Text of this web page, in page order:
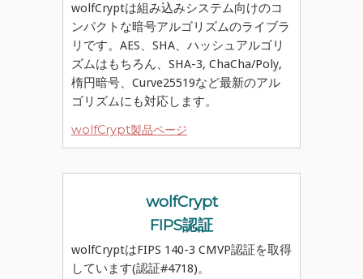
wolfCryptは組み込みシステム向けのコ
ンパクトな暗号アルゴリズムのライブラ
リです。AES、SHA、ハッシュアルゴリ
ズムはもちろん、SHA-3, ChaCha/Poly,
楕円暗号、Curve25519など最新のアル
ゴリズムにも対応します。
wolfCrypt製品ページ
wolfCrypt
FIPS認証
wolfCryptはFIPS 140-3 CMVP認証を取得
しています(認証#4718)。